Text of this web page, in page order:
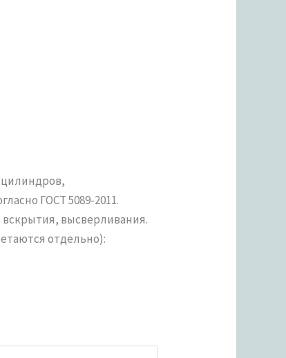
ГОСТ 5089-2011.
высверливания.
отдельно):